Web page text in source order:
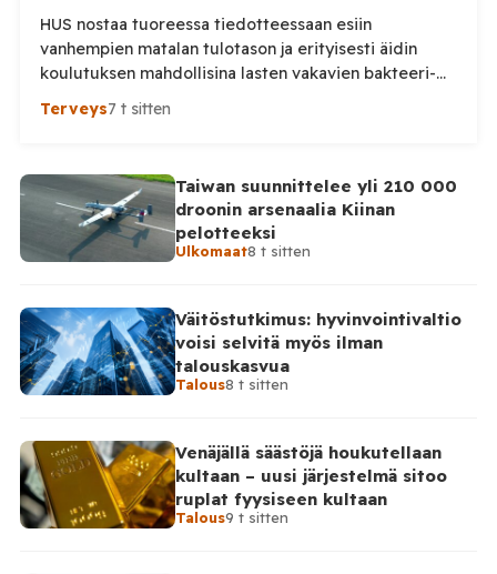
HUS nostaa tuoreessa tiedotteessaan esiin
vanhempien matalan tulotason ja erityisesti äidin
koulutuksen mahdollisina lasten vakavien bakteeri-
infektioiden riskitekijöinä. Tutkimusta tarkemmin
katsottaessa kuva on kuitenkin huomattavasti
merkitsevä. HUS julkaisi maanantaina tiedotteen
”Vanhempien alhainen tulotaso ja koulutus voivat
vaikuttaa lasten vakavien bakteeri-infektioiden
riskiin”, jonka mukaan lasten riski sairastua vakavaan
Terveys7 t sitten
Taiwan suunnittelee yli 210 000
droonin arsenaalia Kiinan
pelotteeksi
Ulkomaat8 t sitten
Väitöstutkimus: hyvinvointivaltio
voisi selvitä myös ilman
talouskasvua
Talous8 t sitten
Venäjällä säästöjä houkutellaan
kultaan – uusi järjestelmä sitoo
ruplat fyysiseen kultaan
Talous9 t sitten